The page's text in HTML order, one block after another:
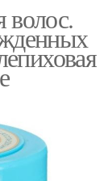
волос.